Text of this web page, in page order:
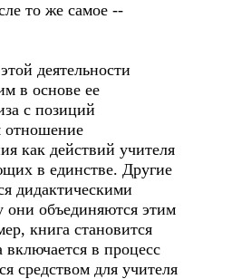
то же самое --
деятельности
в основе ее
с позиций
отношение
как действий учителя
в единстве. Другие
дидактическими
они объединяются этим
книга становится
включается в процесс
средством для учителя